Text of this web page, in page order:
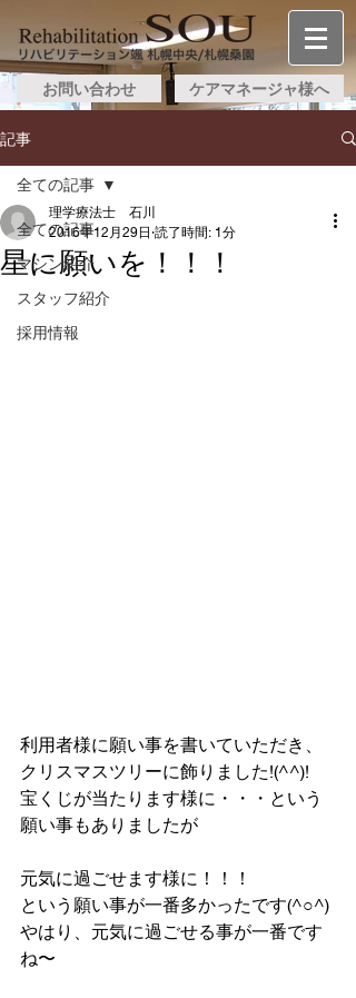
お問い合わせ ケアマネージャ様へ
記事
全ての記事
マシン紹介
スタッフ紹介
採用情報
全ての記事
星に願いを！！！
理学療法士 石川
2016年12月29日 読了時間: 1分
利用者様に願い事を書いていただき、
クリスマスツリーに飾りました!(^^)!
宝くじが当たります様に・・・という
願い事もありましたが
元気に過ごせます様に！！！
という願い事が一番多かったです(^○^)
やはり、元気に過ごせる事が一番です
ね〜